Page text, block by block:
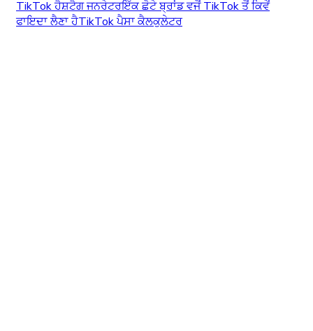
TikTok ਹੈਸ਼ਟੈਗ ਜਨਰੇਟਰਇੱਕ ਛੋਟੇ ਬ੍ਰਾਂਡ ਵਜੋਂ TikTok ਤੋਂ ਕਿਵੇਂ
ਫਾਇਦਾ ਲੈਣਾ ਹੈTikTok ਪੈਸਾ ਕੈਲਕੁਲੇਟਰ